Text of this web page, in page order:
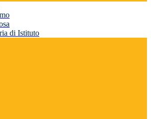
di Istituto